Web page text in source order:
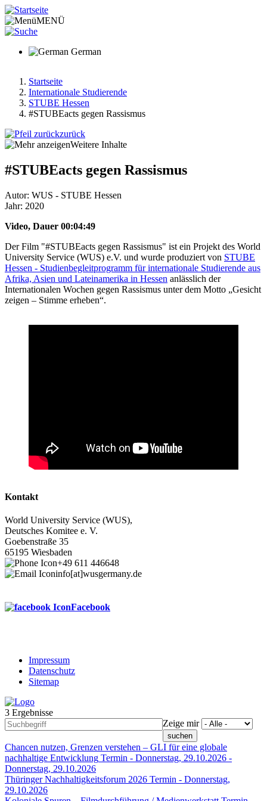
Direkt
zum
Inhalt
MENÜ
German
Pfadnavigation
Startseite
Internationale Studierende
STUBE Hessen
#STUBEacts gegen Rassismus
zurück
Weitere Inhalte
#STUBEacts gegen Rassismus
Autor: WUS - STUBE Hessen
Jahr: 2020
Video, Dauer 00:04:49
Der Film "#STUBEacts gegen Rassismus" ist ein Projekt des World
University Service (WUS) e.V. und wurde produziert von STUBE
Hessen - Studienbegleitprogramm für internationale Studierende aus
Afrika, Asien und Lateinamerika in Hessen anlässlich der
Internationalen Wochen gegen Rassismus unter dem Motto „Gesicht
zeigen – Stimme erheben“.
Kontakt
World University Service (WUS),
Deutsches Komitee e. V.
Goebenstraße 35
65195 Wiesbaden
+49 611 446648
info[at]wusgermany.de
Facebook
Footer
menu
Impressum
Datenschutz
Sitemap
3 Ergebnisse
Zeige mir
Chancen nutzen, Grenzen verstehen – GLI für eine globale
nachhaltige Entwicklung Termin - Donnerstag, 29.10.2026 -
Donnerstag, 29.10.2026
Thüringer Nachhaltigkeitsforum 2026 Termin - Donnerstag,
29.10.2026